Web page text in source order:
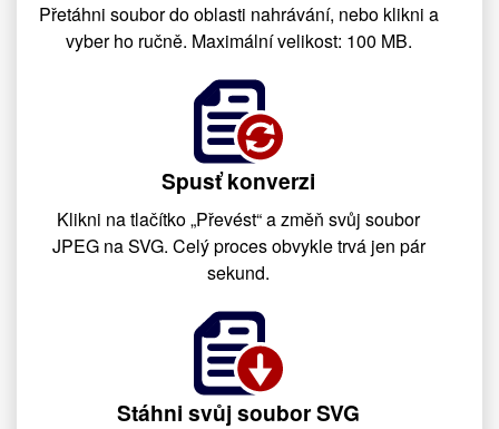
Přetáhni soubor do oblasti nahrávání, nebo klikni a
vyber ho ručně. Maximální velikost: 100 MB.
Spusť konverzi
Klikni na tlačítko „Převést“ a změň svůj soubor
JPEG na SVG. Celý proces obvykle trvá jen pár
sekund.
Stáhni svůj soubor SVG